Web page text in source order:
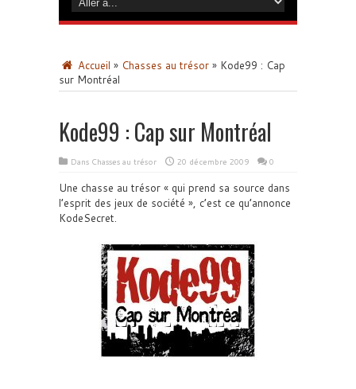
Accueil » Chasses au trésor » Kode99 : Cap
sur Montréal
Kode99 : Cap sur Montréal
Dans Chasses au trésor 20 décembre 2009 0
Une chasse au trésor « qui prend sa source dans
l’esprit des jeux de société », c’est ce qu’annonce
KodeSecret.